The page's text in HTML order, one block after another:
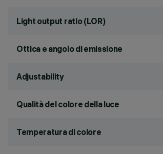
Light output ratio (LOR)
Ottica e angolo di emissione
Adjustability
Qualità del colore della luce
Temperatura di colore